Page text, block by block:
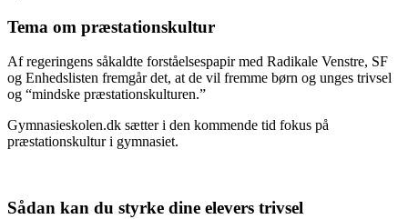
Tema om præstationskultur
Af regeringens såkaldte forståelsespapir med Radikale Venstre, SF
og Enhedslisten fremgår det, at de vil fremme børn og unges trivsel
og “mindske præstationskulturen.”
Gymnasieskolen.dk sætter i den kommende tid fokus på
præstationskultur i gymnasiet.
Sådan kan du styrke dine elevers trivsel